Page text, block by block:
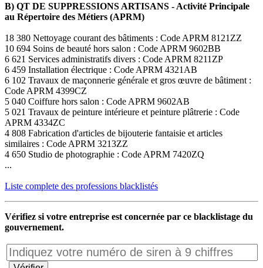
B) QT DE SUPPRESSIONS ARTISANS - Activité Principale
au Répertoire des Métiers (APRM)
18 380 Nettoyage courant des bâtiments : Code APRM 8121ZZ
10 694 Soins de beauté hors salon : Code APRM 9602BB
6 621 Services administratifs divers : Code APRM 8211ZP
6 459 Installation électrique : Code APRM 4321AB
6 102 Travaux de maçonnerie générale et gros œuvre de bâtiment :
Code APRM 4399CZ
5 040 Coiffure hors salon : Code APRM 9602AB
5 021 Travaux de peinture intérieure et peinture plâtrerie : Code
APRM 4334ZC
4 808 Fabrication d'articles de bijouterie fantaisie et articles
similaires : Code APRM 3213ZZ
4 650 Studio de photographie : Code APRM 7420ZQ
...
Liste complete des professions blacklistés
Vérifiez si votre entreprise est concernée par ce blacklistage du
gouvernement.